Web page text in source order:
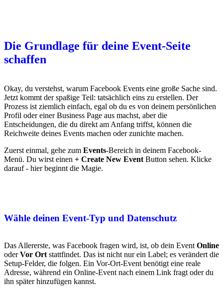
Die Grundlage für deine Event-Seite
schaffen
Okay, du verstehst, warum Facebook Events eine große Sache sind.
Jetzt kommt der spaßige Teil: tatsächlich eins zu erstellen. Der
Prozess ist ziemlich einfach, egal ob du es von deinem persönlichen
Profil oder einer Business Page aus machst, aber die
Entscheidungen, die du direkt am Anfang triffst, können die
Reichweite deines Events machen oder zunichte machen.
Zuerst einmal, gehe zum Events-Bereich in deinem Facebook-
Menü. Du wirst einen + Create New Event Button sehen. Klicke
darauf - hier beginnt die Magie.
Wähle deinen Event-Typ und Datenschutz
Das Allererste, was Facebook fragen wird, ist, ob dein Event Online
oderVor Ort stattfindet. Das ist nicht nur ein Label; es verändert die
Setup-Felder, die folgen. Ein Vor-Ort-Event benötigt eine reale
Adresse, während ein Online-Event nach einem Link fragt oder du
ihn später hinzufügen kannst.